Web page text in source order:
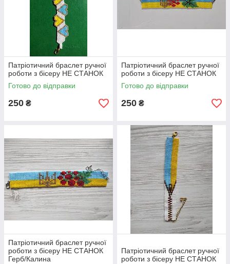
Патріотичний браслет ручної
роботи з бісеру НЕ СТАНОК
Готово до відправки
250 ₴
Патріотичний браслет ручної
роботи з бісеру НЕ СТАНОК
Готово до відправки
250 ₴
Патріотичний браслет ручної
роботи з бісеру НЕ СТАНОК
Герб/Калина
Патріотичний браслет ручної
роботи з бісеру НЕ СТАНОК